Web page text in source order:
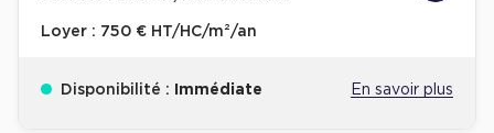
Loyer : 750 € HT/HC/m²/an
Disponibilité : Immédiate En savoir plus